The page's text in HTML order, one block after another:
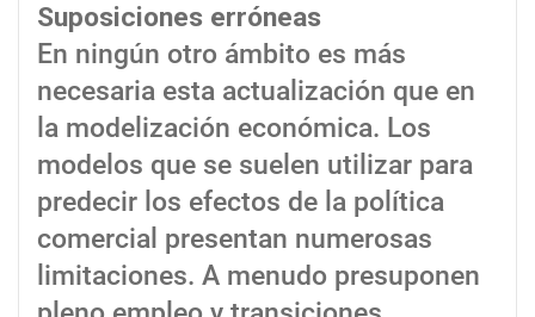
Suposiciones erróneas
En ningún otro ámbito es más
necesaria esta actualización que en
la modelización económica. Los
modelos que se suelen utilizar para
predecir los efectos de la política
comercial presentan numerosas
limitaciones. A menudo presuponen